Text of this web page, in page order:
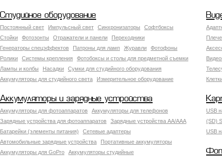
Студийное оборудование
Постоянный свет Импульсный свет Синхронизаторы
Софтбоксы
Стойки
Фотозонты Отражатели и панели
Переходники
Генераторы спецэффектов
Патроны для ламп Журавли
Фотофоны
Ролики
Системы крепления
Фотобоксы и столы для предметной съемки
Лампы и колбы
Насадки
Сумки для студийного оборудования
Аккумуляторы для студийного света
Измерительное оборудование
Аккумуляторы и зарядные устройства
Аккумуляторы для фотоаппаратов
Аккумуляторы для телефонов
Зарядные устройства для фотоаппаратов
Зарядные устройства AA/AAA
Батарейки (элементы питания)
Сетевые адаптеры
Автомобильные зарядные устройства
Портативные аккумуляторы
Аккумуляторы для GoPro
Аккумуляторы студийные
USB
(SD)
USB